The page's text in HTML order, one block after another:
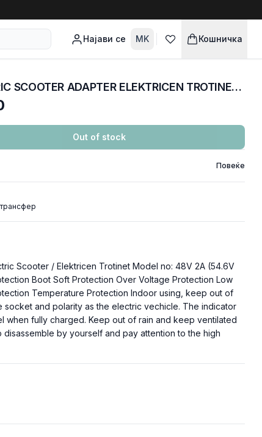
Најави се MK Кошничка
Полнач / Адаптер ELECTRIC SCOOTER ADAPTER ELEKTRICEN TROTINET 48V 2A (54.6V) CONNECTOR VDE GX16
Out of stock
Повеќе
Scooter / Elektricen Trotinet Model no: 48V 2A (54.6V
Boot Soft Protection Over Voltage Protection Low
Temperature Protection Indoor using, keep out of
socket and polarity as the electric vechicle. The indicator
when fully charged. Keep out of rain and keep ventilated
by yourself and pay attention to the high